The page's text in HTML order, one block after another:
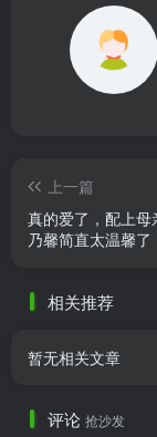
上一篇
真的爱了，配上母
乃馨简直太温馨了
相关推荐
暂无相关文章
评论 抢沙发